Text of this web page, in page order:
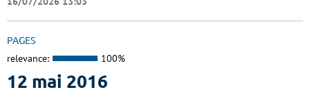
PAGES
relevance: 100%
12 mai 2016